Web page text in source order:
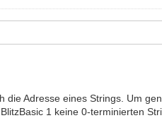
Adresse eines Strings. Um
1 keine 0-terminierten